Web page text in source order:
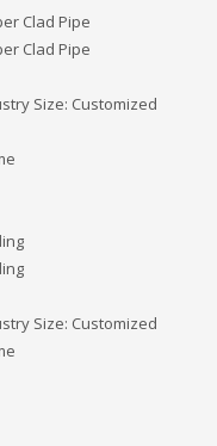
Clad Pipe
Clad Pipe
Size: Customized
Size: Customized